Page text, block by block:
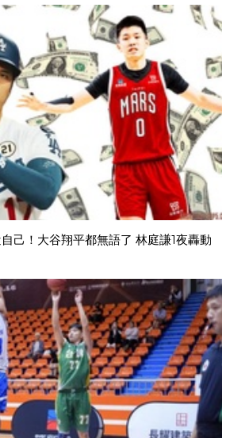
己！大谷翔平都無語了 林庭謙1夜轟動